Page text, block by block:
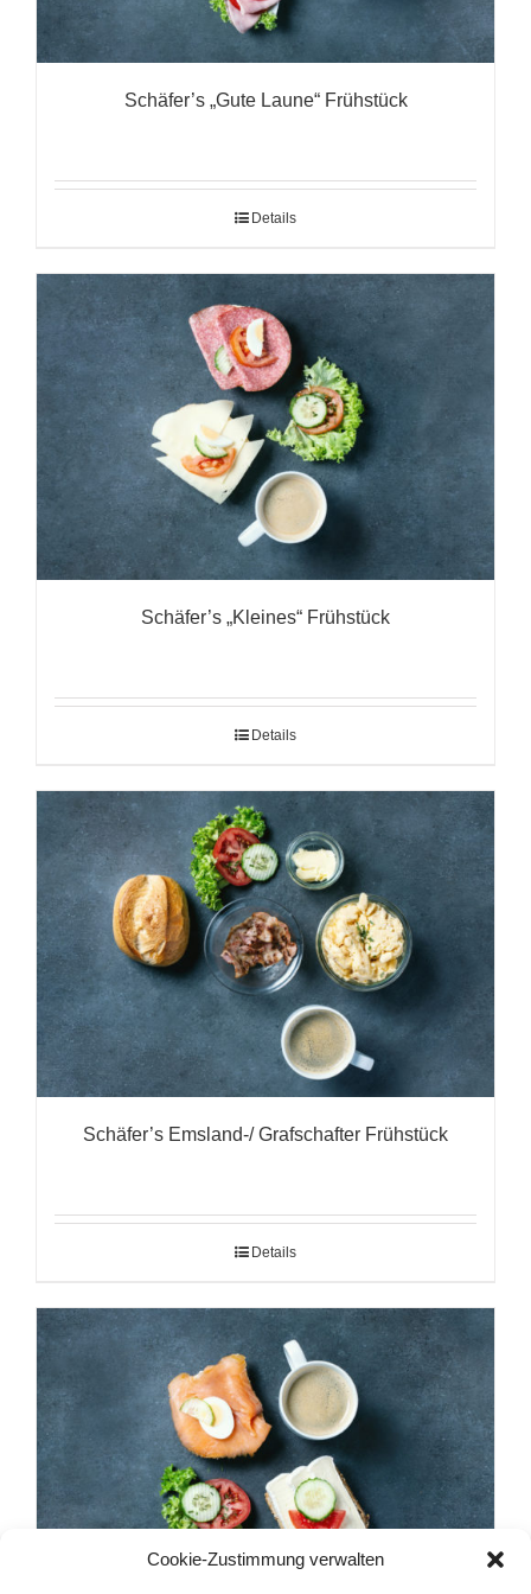
Cookie-Zustimmung verwalten
Schäfer’s „Gute Laune“ Frühstück
Details
Schäfer’s „Kleines“ Frühstück
Details
Schäfer’s Emsland-/ Grafschafter Frühstück
Details